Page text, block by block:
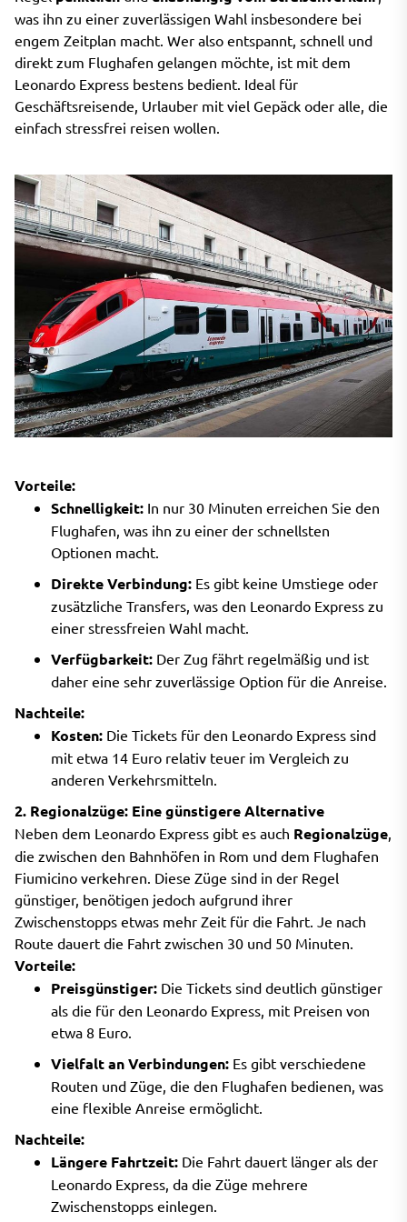
was ihn zu einer zuverlässigen Wahl insbesondere bei
engem Zeitplan macht. Wer also entspannt, schnell und
direkt zum Flughafen gelangen möchte, ist mit dem
Leonardo Express bestens bedient. Ideal für
Geschäftsreisende, Urlauber mit viel Gepäck oder alle, die
einfach stressfrei reisen wollen.
Vorteile:
Schnelligkeit: In nur 30 Minuten erreichen Sie den
Flughafen, was ihn zu einer der schnellsten
Optionen macht.
Direkte Verbindung: Es gibt keine Umstiege oder
zusätzliche Transfers, was den Leonardo Express zu
einer stressfreien Wahl macht.
Verfügbarkeit: Der Zug fährt regelmäßig und ist
daher eine sehr zuverlässige Option für die Anreise.
Nachteile:
Kosten: Die Tickets für den Leonardo Express sind
mit etwa 14 Euro relativ teuer im Vergleich zu
anderen Verkehrsmitteln.
2. Regionalzüge: Eine günstigere Alternative
Neben dem Leonardo Express gibt es auch Regionalzüge
die zwischen den Bahnhöfen in Rom und dem Flughafen
Fiumicino verkehren. Diese Züge sind in der Regel
günstiger, benötigen jedoch aufgrund ihrer
Zwischenstopps etwas mehr Zeit für die Fahrt. Je nach
Route dauert die Fahrt zwischen 30 und 50 Minuten.
Vorteile:
Preisgünstiger: Die Tickets sind deutlich günstiger
als die für den Leonardo Express, mit Preisen von
etwa 8 Euro.
Vielfalt an Verbindungen: Es gibt verschiedene
Routen und Züge, die den Flughafen bedienen, was
eine flexible Anreise ermöglicht.
Nachteile:
Längere Fahrtzeit: Die Fahrt dauert länger als der
Leonardo Express, da die Züge mehrere
Zwischenstopps einlegen.